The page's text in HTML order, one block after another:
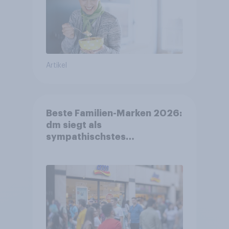
Artikel
Beste Familien-Marken 2026:
dm siegt als
sympathischstes